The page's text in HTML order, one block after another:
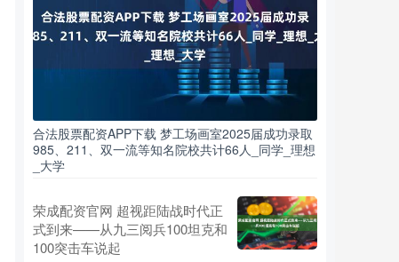
合法股票配资APP下载 梦工场画室2025届成功录取
985、211、双一流等知名院校共计66人_同学_理想
_大学
荣成配资官网 超视距陆战时代正
式到来——从九三阅兵100坦克和
100突击车说起